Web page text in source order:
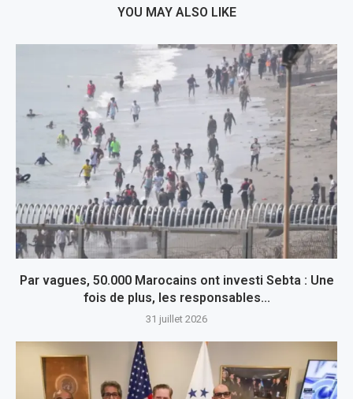
YOU MAY ALSO LIKE
Par vagues, 50.000 Marocains ont investi Sebta : Une
fois de plus, les responsables...
31 juillet 2026